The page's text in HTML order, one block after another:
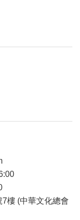
樓 (中華文化總會